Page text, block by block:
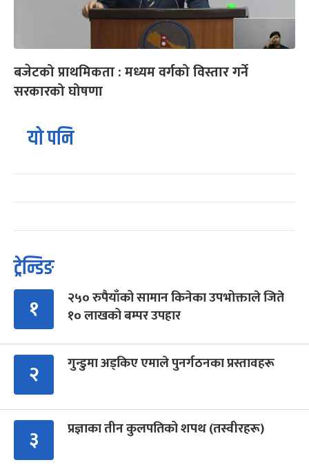
बजेटको प्राथमिकता : मध्यम वर्गको विस्तार गर्ने
सरकारको घोषणा
यो पनि
ट्रेन्डिङ
१
२५० रुपैयाँको सामान किनेका उपभोक्ताले जिते
१० लाखको बम्पर उपहार
२ गुन्डुमा अड्किए एमाले पुनर्गठनका प्रस्तावहरू
३ प्रज्ञाका तीन कुलपतिको शपथ (तस्वीरहरू)